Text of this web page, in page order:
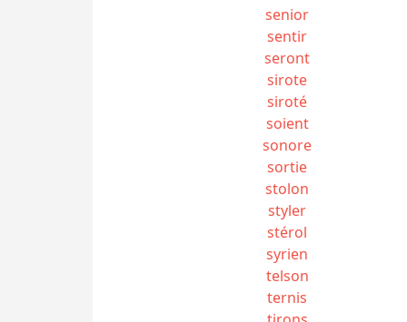
senior
sentir
seront
sirote
siroté
soient
sonore
sortie
stolon
styler
stérol
syrien
telson
ternis